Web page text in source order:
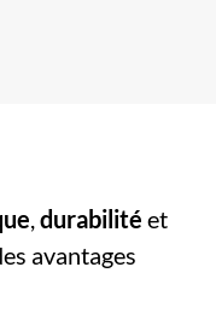
,durabilité et
avantages